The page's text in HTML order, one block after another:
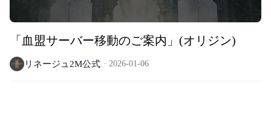
「血盟サーバー移動のご案内」(オリジン)
リネージュ2M公式 2026-01-06